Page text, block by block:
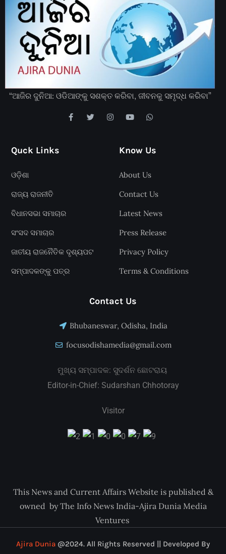
“ଆଜିର ଦୁନିଆ: ଓଡିଆଙ୍କୁ ସଶକ୍ତ କରିବା, ଜୀବନକୁ ସମୃଦ୍ଧ କରିବା”
Quck Links
ଓଡ଼ିଶା
ରାଜ୍ୟ ରାଜନୀତି
ବିଧାନସଭା ସମାଚାର
ସଂସଦ ସମାଚାର
ଜାତୀୟ ରାଜନୈତିକ ଦୃଶ୍ୟପଟ
ସମ୍ପାଦକଙ୍କୁ ପତ୍ର
Know Us
About Us
Contact Us
Latest News
Press Release
Privacy Policy
Terms & Conditions
Contact Us
Bhubaneswar, Odisha, India
focusodishamedia@gmail.com
ମୁଖ୍ୟ ସମ୍ପାଦକ: ସୁଦର୍ଶନ ଛୋଟରାୟ
Editor-in-Chief: Sudarshan Chhotoray
Visitor
This News and Current Affairs Website is published &
owned by The Info News India-Ajira Dunia Media
Ventures
Ajira Dunia @2024. All Rights Reserved || Developed By